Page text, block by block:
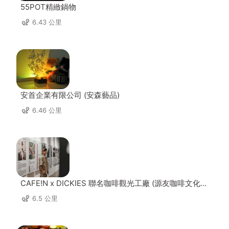
55POT精緻鍋物
6.43 公里
安首企業有限公司 (安森藝品)
6.46 公里
CAFE!N x DICKIES 聯名咖啡觀光工廠 (源友咖啡文化園
區) 6.5 公里